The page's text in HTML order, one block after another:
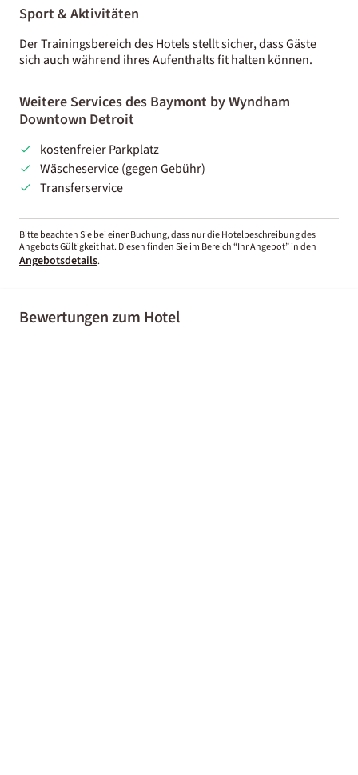
Sport & Aktivitäten
Der Trainingsbereich des Hotels stellt sicher, dass Gäste
sich auch während ihres Aufenthalts fit halten können.
Weitere Services des Baymont by Wyndham
Downtown Detroit
kostenfreier Parkplatz
Wäscheservice (gegen Gebühr)
Transferservice
Bitte beachten Sie bei einer Buchung, dass nur die Hotelbeschreibung des
Angebots Gültigkeit hat. Diesen finden Sie im Bereich “Ihr Angebot” in den
Angebotsdetails.
Bewertungen zum Hotel